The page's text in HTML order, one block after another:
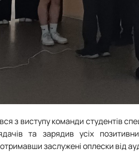
з виступу команди студентів
та зарядив усіх
заслужені оплески від